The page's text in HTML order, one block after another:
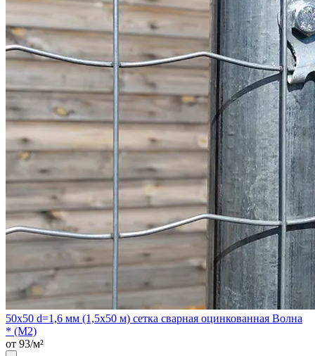
50х50 d=1,6 мм (1,5х50 м) сетка сварная оцинкованная Волна
* (М2)
от 93/м²